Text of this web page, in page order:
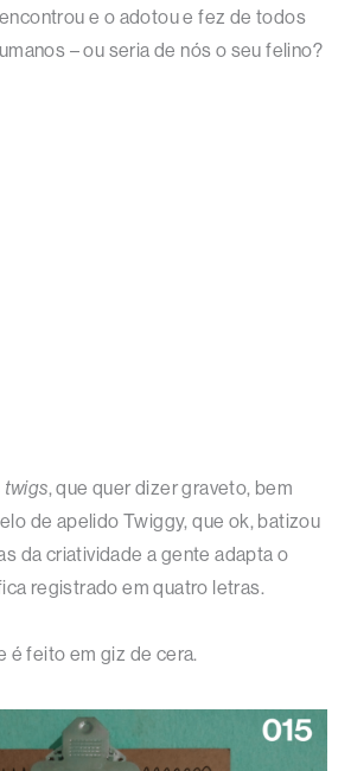
e o adotou e fez de todos
– ou seria de nós o seu felino?
twigs, que quer dizer graveto, bem
de apelido Twiggy, que ok, batizou
da criatividade a gente adapta o
registrado em quatro letras.
é feito em giz de cera.